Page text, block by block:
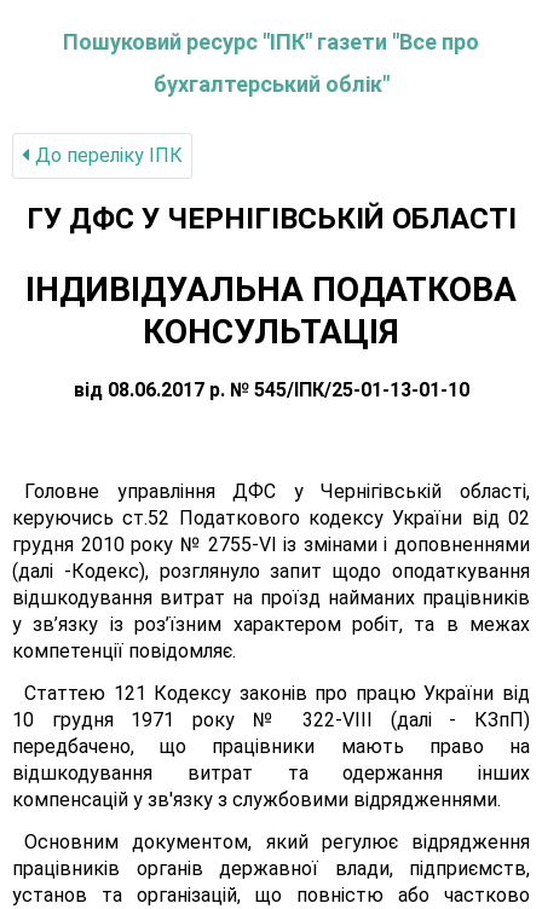
Пошуковий ресурс "ІПК" газети "Все про
бухгалтерський облік"
До переліку IПК
ГУ ДФС У ЧЕРНIГIВСЬКIЙ ОБЛАСТI
ІНДИВІДУАЛЬНА ПОДАТКОВА
КОНСУЛЬТАЦІЯ
від 08.06.2017 р. № 545/ІПК/25-01-13-01-10
Головне управління ДФС у Чернігівській області,
керуючись ст.52 Податкового кодексу України від 02
грудня 2010 року № 2755-VІ із змінами і доповненнями
(далі -Кодекс), розглянуло запит щодо оподаткування
відшкодування витрат на проїзд найманих працівників
у зв’язку із роз’їзним характером робіт, та в межах
компетенції повідомляє.
Статтею 121 Кодексу законів про працю України від
10 грудня 1971 року № 322-VIII (далі - КЗпП)
передбачено, що працівники мають право на
відшкодування витрат та одержання інших
компенсацій у зв'язку з службовими відрядженнями.
Основним документом, який регулює відрядження
працівників органів державної влади, підприємств,
установ та організацій, що повністю або частково